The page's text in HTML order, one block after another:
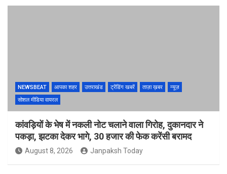
NEWSBEAT आपका शहर उत्तराखंड ट्रेंडिंग खबरें ताज़ा ख़बर
न्यूज़
सोशल मीडिया वायरल
कांवड़ियों के भेष में नकली नोट चलाने वाला गिरोह, दुकानदार ने
पकड़ा, झटका देकर भागे, 30 हजार की फेक करेंसी बरामद
August 8, 2026 Janpaksh Today